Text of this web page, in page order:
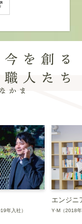
Y·M（2018年入社）